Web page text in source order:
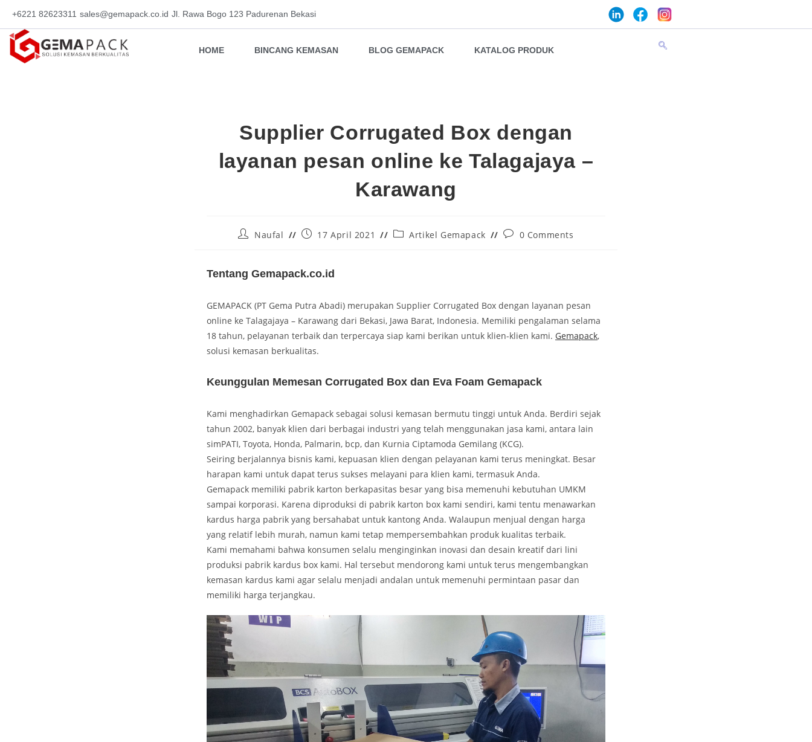
+6221 82623311 sales@gemapack.co.id Jl. Rawa Bogo 123 Padurenan Bekasi
HOME BINCANG KEMASAN BLOG GEMAPACK KATALOG PRODUK
Supplier Corrugated Box dengan
layanan pesan online ke Talagajaya –
Karawang
Naufal 17 April 2021 Artikel Gemapack 0 Comments
Tentang Gemapack.co.id
GEMAPACK (PT Gema Putra Abadi) merupakan Supplier Corrugated Box dengan layanan pesan
online ke Talagajaya – Karawang dari Bekasi, Jawa Barat, Indonesia. Memiliki pengalaman selama
18 tahun, pelayanan terbaik dan terpercaya siap kami berikan untuk klien-klien kami. Gemapack,
solusi kemasan berkualitas.
Keunggulan Memesan Corrugated Box dan Eva Foam Gemapack
Kami menghadirkan Gemapack sebagai solusi kemasan bermutu tinggi untuk Anda. Berdiri sejak
tahun 2002, banyak klien dari berbagai industri yang telah menggunakan jasa kami, antara lain
simPATI, Toyota, Honda, Palmarin, bcp, dan Kurnia Ciptamoda Gemilang (KCG).
Seiring berjalannya bisnis kami, kepuasan klien dengan pelayanan kami terus meningkat. Besar
harapan kami untuk dapat terus sukses melayani para klien kami, termasuk Anda.
Gemapack memiliki pabrik karton berkapasitas besar yang bisa memenuhi kebutuhan UMKM
sampai korporasi. Karena diproduksi di pabrik karton box kami sendiri, kami tentu menawarkan
kardus harga pabrik yang bersahabat untuk kantong Anda. Walaupun menjual dengan harga
yang relatif lebih murah, namun kami tetap mempersembahkan produk kualitas terbaik.
Kami memahami bahwa konsumen selalu menginginkan inovasi dan desain kreatif dari lini
produksi pabrik kardus box kami. Hal tersebut mendorong kami untuk terus mengembangkan
kemasan kardus kami agar selalu menjadi andalan untuk memenuhi permintaan pasar dan
memiliki harga terjangkau.